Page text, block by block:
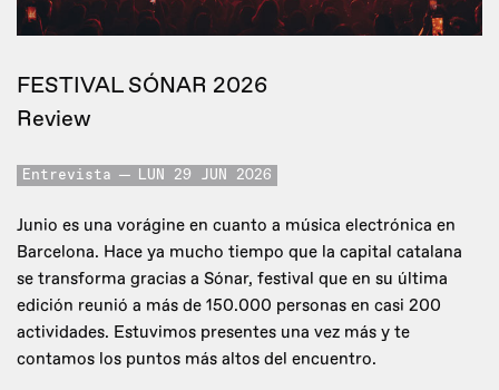
FESTIVAL SÓNAR 2026
Review
Entrevista LUN 29 JUN 2026
Junio es una vorágine en cuanto a música electrónica en
Barcelona. Hace ya mucho tiempo que la capital catalana
se transforma gracias a Sónar, festival que en su última
edición reunió a más de 150.000 personas en casi 200
actividades. Estuvimos presentes una vez más y te
contamos los puntos más altos del encuentro.